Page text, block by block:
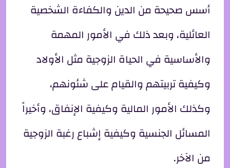
أسس صحيحة من الدين والكفاءة الشخصية
العائلية، وبعد ذلك في الأمور المهمة
والأساسية في الحياة الزوجية مثل الأولاد
وكيفية تربيتهم والقيام على شئونهم،
وكذلك الأمور المالية وكيفية الإنفاق، وأخيراً
المسائل الجنسية وكيفية إشباع رغبة الزوجية
من الآخر.